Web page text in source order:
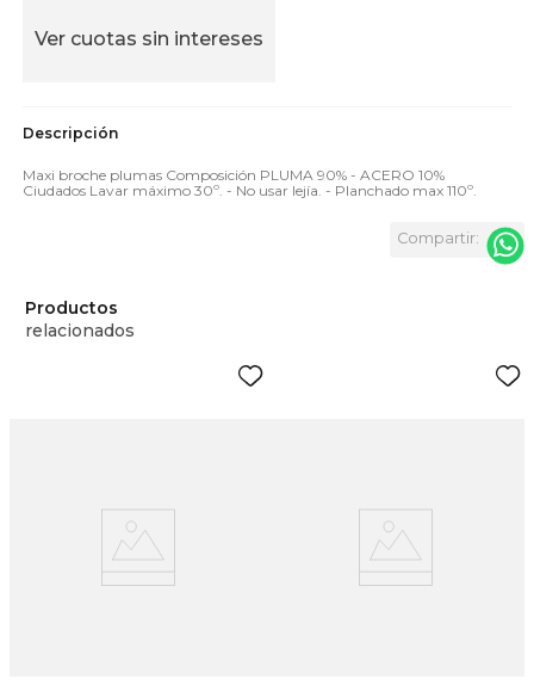
Ver cuotas sin intereses
Maxi broche plumas Composición PLUMA 90% - ACERO 10%
Ciudados Lavar máximo 30º. - No usar lejía. - Planchado max 110º.
Productos
relacionados